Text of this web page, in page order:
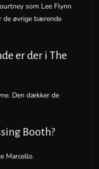
som Lee Flynn
de øvrige bærende
er der i The
Den dækker de
Booth?
Marcello.